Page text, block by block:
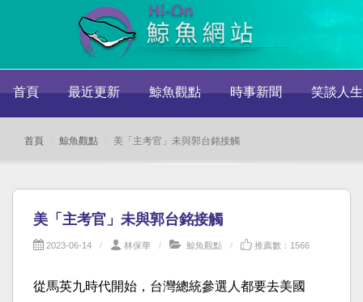
首頁 最近更新 鯨魚觀點 時事新聞 笑談人生
首頁 鯨魚觀點 美「主考官」未與郭台銘接觸
美「主考官」未與郭台銘接觸
2023-06-14 林保華 鯨魚觀點 推薦數：1566
從馬英九時代開始，台灣總統參選人都要去美國